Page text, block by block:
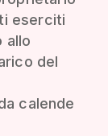
eserciti
allo
del
calende